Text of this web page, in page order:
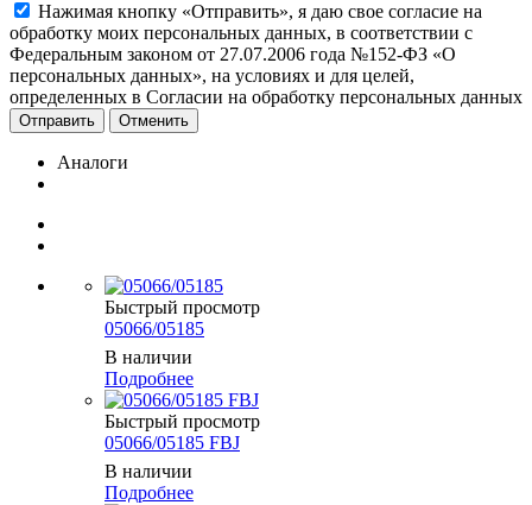
Нажимая кнопку «Отправить», я даю свое согласие на
обработку моих персональных данных, в соответствии с
Федеральным законом от 27.07.2006 года №152-ФЗ «О
персональных данных», на условиях и для целей,
определенных в Согласии на обработку персональных данных
Отменить
Аналоги
Быстрый просмотр
05066/05185
В наличии
Подробнее
Быстрый просмотр
05066/05185 FBJ
В наличии
Подробнее